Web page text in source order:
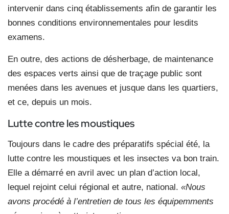
intervenir dans cinq établissements afin de garantir les
bonnes conditions environnementales pour lesdits
examens.
En outre, des actions de désherbage, de maintenance
des espaces verts ainsi que de traçage public sont
menées dans les avenues et jusque dans les quartiers,
et ce, depuis un mois.
Lutte contre les moustiques
Toujours dans le cadre des préparatifs spécial été, la
lutte contre les moustiques et les insectes va bon train.
Elle a démarré en avril avec un plan d’action local,
lequel rejoint celui régional et autre, national. «Nous
avons procédé à l’entretien de tous les équipemments